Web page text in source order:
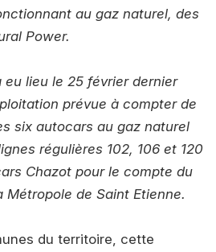
au gaz naturel, des
Power.
eu lieu le 25 février dernier
prévue à compter de
six autocars au gaz naturel
régulières 102, 106 et 120
Chazot pour le compte du
de Saint Etienne.
du territoire, cette